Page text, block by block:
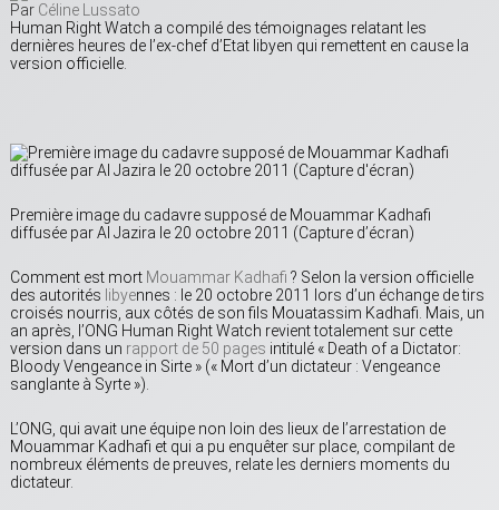
Par Céline Lussato
Human Right Watch a compilé des témoignages relatant les
dernières heures de l’ex-chef d’Etat libyen qui remettent en cause la
version officielle.
Première image du cadavre supposé de Mouammar Kadhafi
diffusée par Al Jazira le 20 octobre 2011 (Capture d’écran)
Comment est mort Mouammar Kadhafi ? Selon la version officielle
des autorités libyennes : le 20 octobre 2011 lors d’un échange de tirs
croisés nourris, aux côtés de son fils Mouatassim Kadhafi. Mais, un
an après, l’ONG Human Right Watch revient totalement sur cette
version dans un rapport de 50 pages intitulé « Death of a Dictator:
Bloody Vengeance in Sirte » (« Mort d’un dictateur : Vengeance
sanglante à Syrte »).
L’ONG, qui avait une équipe non loin des lieux de l’arrestation de
Mouammar Kadhafi et qui a pu enquêter sur place, compilant de
nombreux éléments de preuves, relate les derniers moments du
dictateur.